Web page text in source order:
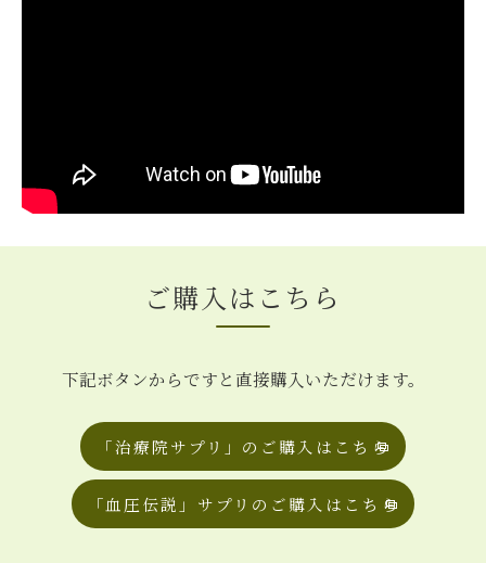
ご購入はこちら
下記ボタンからですと直接購入いただけます。
「治療院サプリ」のご購入はこちら
「血圧伝説」サプリのご購入はこちら